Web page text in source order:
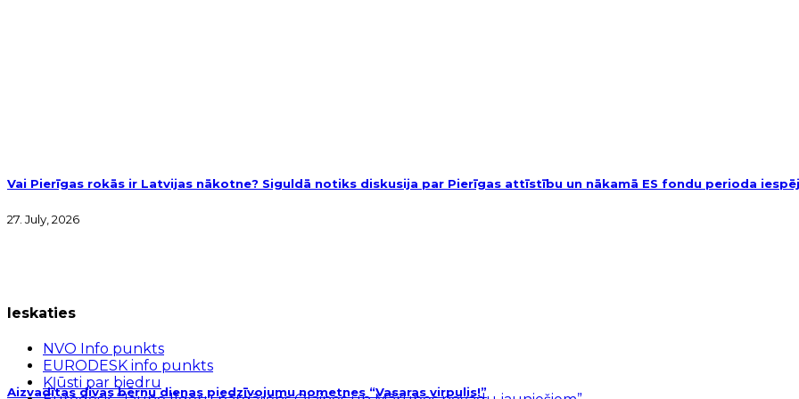
Vai Pierīgas rokās ir Latvijas nākotne? Siguldā notiks diskusija par Pierīgas attīstību un nākamā ES fondu perioda
27. July, 2026
Aizvadītas divas bērnu dienas piedzīvojumu nometnes “Vasaras virpulis!”
Ieskaties
NVO Info punkts
EURODESK info punkts
Kļūsti par biedru